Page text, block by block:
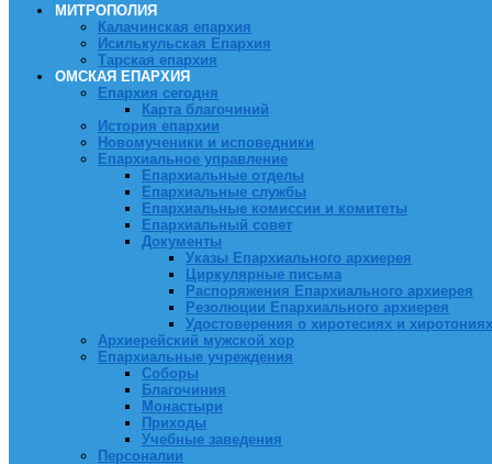
МИТРОПОЛИЯ
Калачинская епархия
Исилькульская Епархия
Тарская епархия
ОМСКАЯ ЕПАРХИЯ
Епархия сегодня
Карта благочиний
История епархии
Новомученики и исповедники
Епархиальное управление
Епархиальные отделы
Епархиальные службы
Епархиальные комиссии и комитеты
Епархиальный совет
Документы
Указы Епархиального архиерея
Циркулярные письма
Распоряжения Епархиального архиерея
Резолюции Епархиального архиерея
Удостоверения о хиротесиях и хиротониях
Архиерейский мужской хор
Епархиальные учреждения
Соборы
Благочиния
Монастыри
Приходы
Учебные заведения
Персоналии